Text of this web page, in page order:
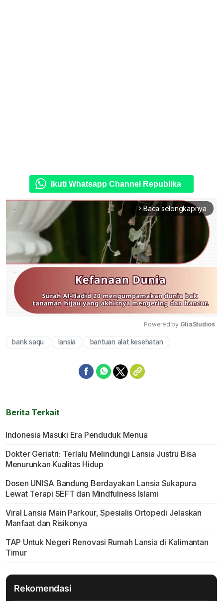
Ikuti Whatsapp Channel Republika
arrow_forward_ios Baca selengkapnya
Powered by GliaStudios
bank saqu lansia bantuan alat kesehatan
Berita Terkait
Indonesia Masuki Era Penduduk Menua
Dokter Geriatri: Terlalu Melindungi Lansia Justru Bisa
Menurunkan Kualitas Hidup
Dosen UNISA Bandung Berdayakan Lansia Sukapura
Lewat Terapi SEFT dan Mindfulness Islami
Viral Lansia Main Parkour, Spesialis Ortopedi Jelaskan
Manfaat dan Risikonya
TAP Untuk Negeri Renovasi Rumah Lansia di Kalimantan
Timur
Rekomendasi